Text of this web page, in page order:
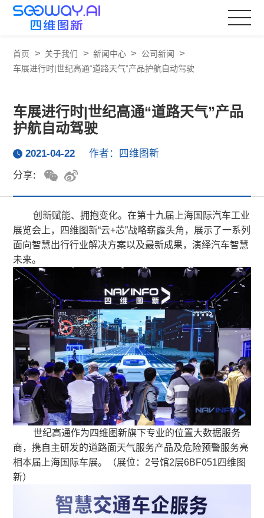
首页 > 关于我们 > 新闻中心 > 公司新闻 >
车展进行时|世纪高通“道路天气”产品护航自动驾驶
车展进行时|世纪高通“道路天气”产品
护航自动驾驶
2021-04-22
作者：四维图新
分享:
创新赋能、拥抱变化。在第十九届上海国际汽车工业
展览会上，四维图新“云+芯”战略崭露头角，展示了一系列
面向智慧出行行业解决方案以及最新成果，演绎汽车智慧
未来。
世纪高通作为四维图新旗下专业的位置大数据服务
商，携自主研发的道路面天气服务产品及危险预警服务亮
相本届上海国际车展。（展位：2号馆2层6BF051四维图
新）